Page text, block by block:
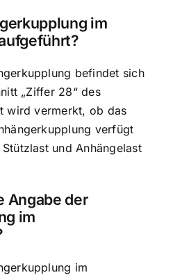
im
befindet sich
„Ziffer 28“ des
wird vermerkt, ob das
verfügt
und Anhängelast
Angabe der
im
im